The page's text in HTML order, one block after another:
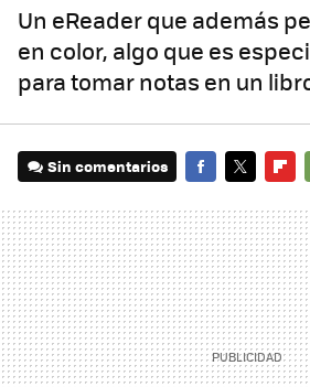
Un eReader que además
en color, algo que es
para tomar notas en un
Sin comentarios